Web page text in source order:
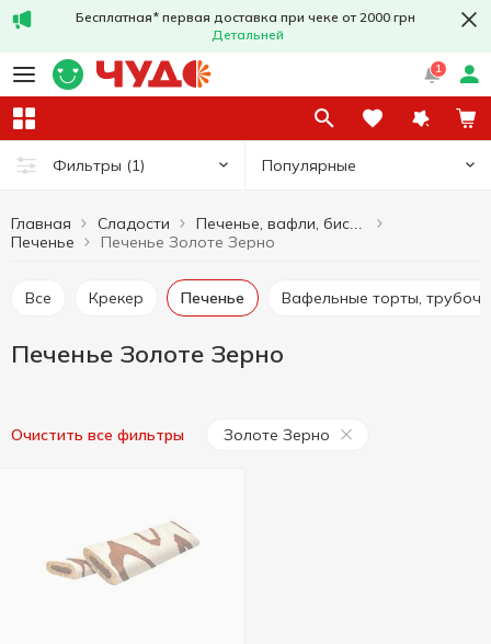
Бесплатная* первая доставка при чеке от 2000 грн
Детальней
1
Фильтры (1) Популярные
Главная Сладости
Печенье Печенье Золоте Зерно
Все Крекер Печенье Вафельные торты,
Печенье Золоте Зерно
Очистить все фильтры Золоте Зерно